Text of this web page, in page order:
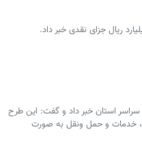
استان خبر داد و گفت: این طرح
اقلام نذری، خدمات و حمل ونقل به صورت